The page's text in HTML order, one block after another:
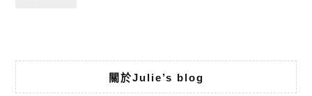
關於Julie’s blog